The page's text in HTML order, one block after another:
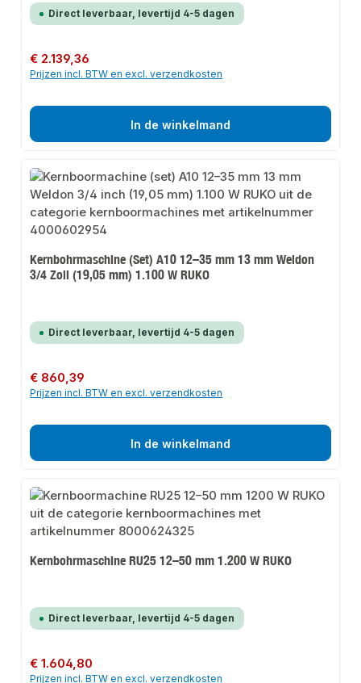
Direct leverbaar, levertijd 4-5 dagen
Normale prijs:
€ 2.139,36
Prijzen incl. BTW en excl. verzendkosten
In de winkelmand
Kernbohrmaschine (Set) A10 12–35 mm 13 mm Weldon
3/4 Zoll (19,05 mm) 1.100 W RUKO
Direct leverbaar, levertijd 4-5 dagen
Normale prijs:
€ 860,39
Prijzen incl. BTW en excl. verzendkosten
In de winkelmand
Kernbohrmaschine RU25 12–50 mm 1.200 W RUKO
Direct leverbaar, levertijd 4-5 dagen
Normale prijs:
€ 1.604,80
Prijzen incl. BTW en excl. verzendkosten